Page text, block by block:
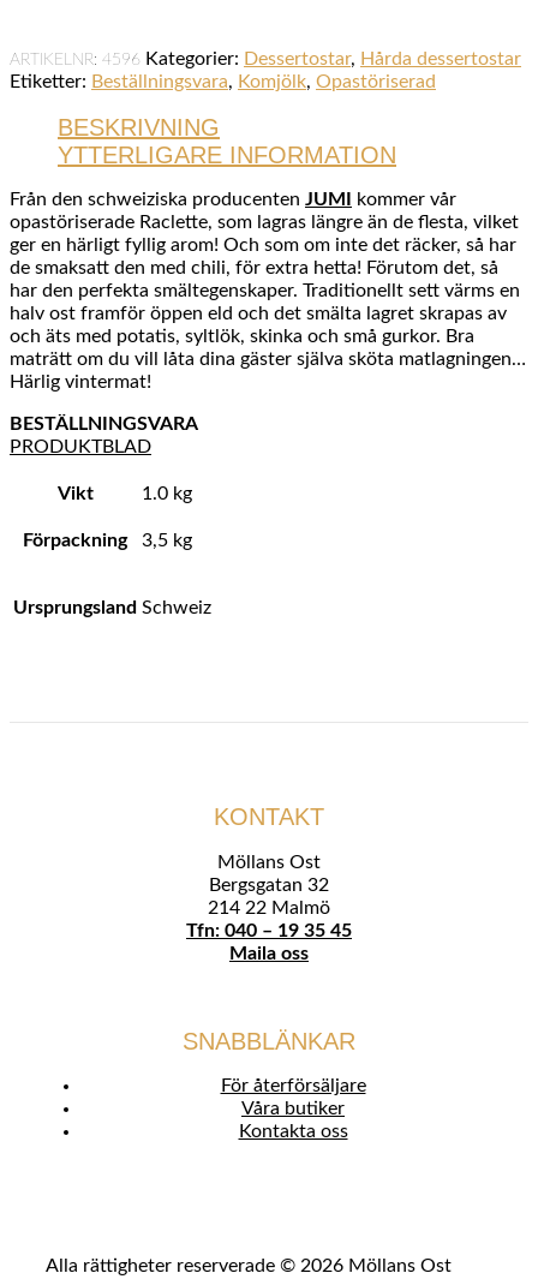
ARTIKELNR: 4596 Kategorier: Dessertostar, Hårda dessertostar
Etiketter: Beställningsvara, Komjölk, Opastöriserad
BESKRIVNING
YTTERLIGARE INFORMATION
Från den schweiziska producenten JUMI
kommer vår
opastöriserade Raclette, som lagras längre än de flesta, vilket
ger en härligt fyllig arom! Och som om inte det räcker, så har
de smaksatt den med chili, för extra hetta! Förutom det, så
har den perfekta smältegenskaper. Traditionellt sett värms en
halv ost framför öppen eld och det smälta lagret skrapas av
och äts med potatis, syltlök, skinka och små gurkor. Bra
maträtt om du vill låta dina gäster själva sköta matlagningen…
Härlig vintermat!
BESTÄLLNINGSVARA
PRODUKTBLAD
Vikt 1.0 kg
Förpackning 3,5 kg
Ursprungsland Schweiz
KONTAKT
Möllans Ost
Bergsgatan 32
214 22 Malmö
Tfn: 040 – 19 35 45
Maila oss
SNABBLÄNKAR
För återförsäljare
Våra butiker
Kontakta oss
Alla rättigheter reserverade © 2026 Möllans Ost